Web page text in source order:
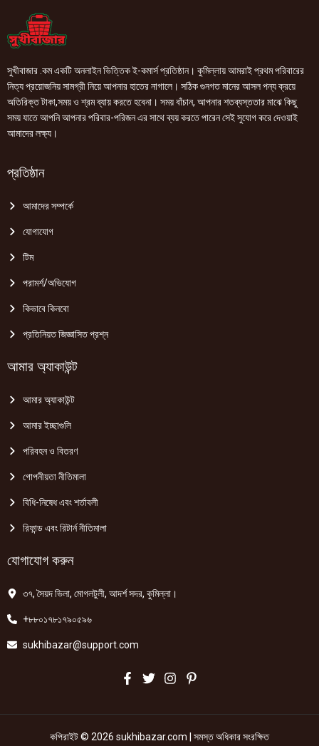
সুখীবাজার .কম একটি অনলাইন ভিত্তিক ই-কমার্স প্রতিষ্ঠান। কুমিল্লায় আমরাই প্রথম পরিবারের
নিত্য প্রয়োজনিয় সামগ্রী নিয়ে আপনার হাতের নাগালে। সঠিক গুনগত মানের আসল পন্য ক্রয়ে
অতিরিক্ত টাকা,সময় ও শ্রম ব্যায় করতে হবেনা। সময় বাঁচান, আপনার শতব্যস্ততার মাঝে কিছু
সময় যাতে আপনি আপনার পরিবার-পরিজন এর সাথে ব্যয় করতে পারেন সেই সুযোগ করে দেওয়াই
আমাদের লক্ষ্য।
প্রতিষ্ঠান
আমাদের সম্পর্কে
যোগাযোগ
টিম
পরামর্শ/অভিযোগ
কিভাবে কিনবো
প্রতিনিয়ত জিজ্ঞাসিত প্রশ্ন
আমার অ্যাকাউন্ট
আমার অ্যাকাউন্ট
আমার ইচ্ছাগুলি
পরিবহন ও বিতরণ
গোপনীয়তা নীতিমালা
বিধি-নিষেধ এবং শর্তাবলী
রিফান্ড এবং রিটার্ন নীতিমালা
যোগাযোগ করুন
৩৭, সৈয়দ ভিলা, মোগলটুলী, আদর্শ সদর, কুমিল্লা।
+৮৮০১৭৮১৭৯০৫৯৬
sukhibazar@support.com
কপিরাইট © 2026 sukhibazar.com | সমস্ত অধিকার সংরক্ষিত